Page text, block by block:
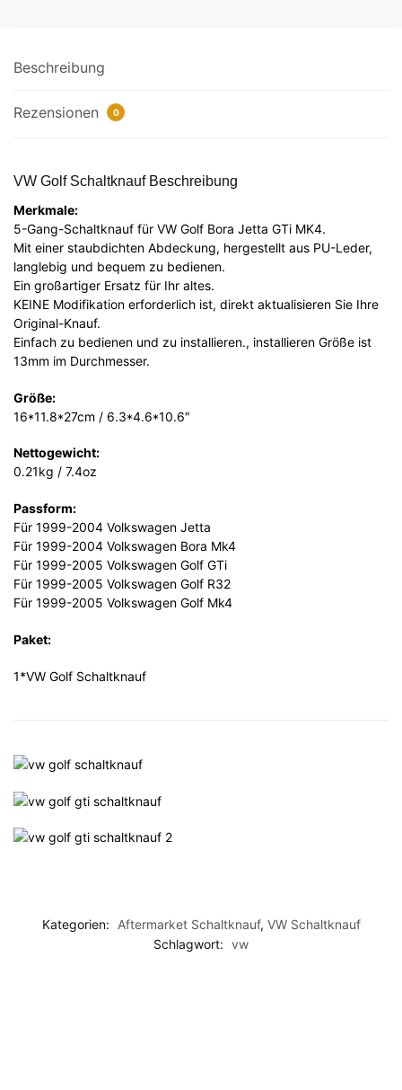
Menge
Beschreibung
Rezensionen 0
VW Golf Schaltknauf Beschreibung
Merkmale:
5-Gang-Schaltknauf für VW Golf Bora Jetta GTi MK4.
Mit einer staubdichten Abdeckung, hergestellt aus PU-Leder,
langlebig und bequem zu bedienen.
Ein großartiger Ersatz für Ihr altes.
KEINE Modifikation erforderlich ist, direkt aktualisieren Sie Ihre
Original-Knauf.
Einfach zu bedienen und zu installieren., installieren Größe ist
13mm im Durchmesser.
Größe:
16*11.8*27cm / 6.3*4.6*10.6″
Nettogewicht:
0.21kg / 7.4oz
Passform:
Für 1999-2004 Volkswagen Jetta
Für 1999-2004 Volkswagen Bora Mk4
Für 1999-2005 Volkswagen Golf GTi
Für 1999-2005 Volkswagen Golf R32
Für 1999-2005 Volkswagen Golf Mk4
Paket:
1*VW Golf Schaltknauf
Kategorien: Aftermarket Schaltknauf, VW Schaltknauf
Schlagwort: vw